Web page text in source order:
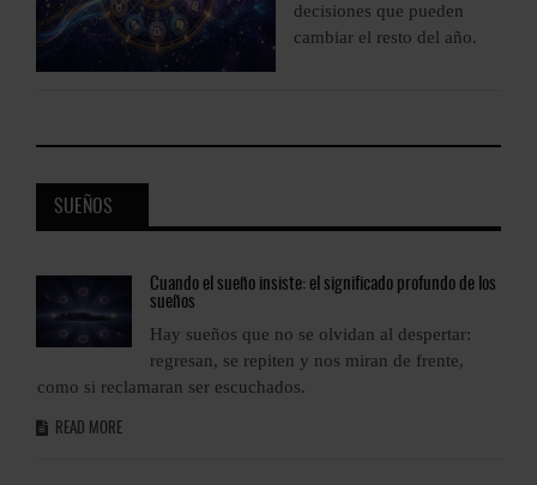
decisiones que pueden
cambiar el resto del año.
SUEÑOS
Cuando el sueño insiste: el significado profundo de los
sueños
Hay sueños que no se olvidan al despertar:
regresan, se repiten y nos miran de frente,
como si reclamaran ser escuchados.
READ MORE